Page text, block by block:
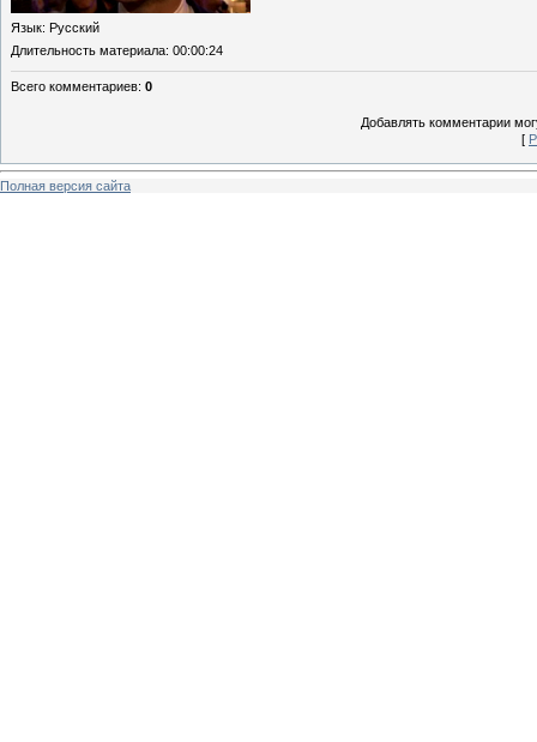
Язык: Русский
Длительность материала: 00:00:24
Всего комментариев: 0
Добавлять комментарии
[
Полная версия сайта